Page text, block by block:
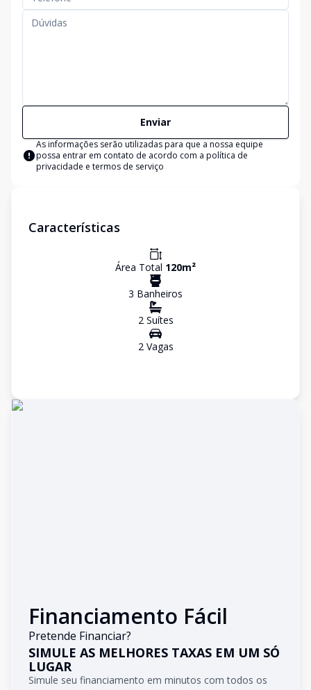
Enviar
As informações serão utilizadas para que a nossa equipe
possa entrar em contato de acordo com a política de
privacidade e termos de serviço
Características
Área Total 120m²
3 Banheiros
2Suítes
2Vagas
Financiamento Fácil
Pretende Financiar?
SIMULE AS MELHORES TAXAS EM UM SÓ
LUGAR
Simule seu financiamento em minutos com todos os